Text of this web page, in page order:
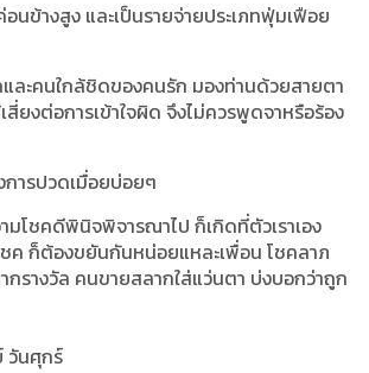
อนข้างสูง และเป็นรายจ่ายประเภทฟุ่มเฟือย
และคนใกล้ชิดของคนรัก มองท่านด้วยสายตา
สี่ยงต่อการเข้าใจผิด จึงไม่ควรพูดจาหรือร้อง
การปวดเมื่อยบ่อยๆ
มโชคดีพินิจพิจารณาไป ก็เกิดที่ตัวเราเอง
ชค ก็ต้องขยันกันหน่อยแหละเพื่อน โชคลาภ
กรางวัล คนขายสลากใส่แว่นตา บ่งบอกว่าถูก
วันศุกร์